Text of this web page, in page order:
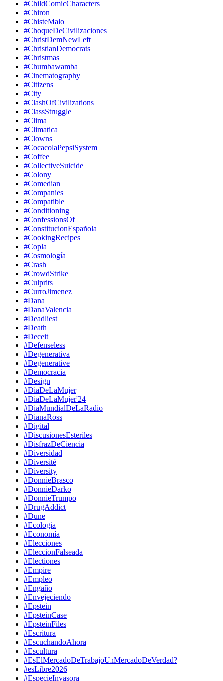
#ChildComicCharacters
#Chiron
#ChisteMalo
#ChoqueDeCivilizaciones
#ChristDemNewLeft
#ChristianDemocrats
#Christmas
#Chumbawamba
#Cinematography
#Citizens
#City
#ClashOfCivilizations
#ClassStruggle
#Clima
#Climatica
#Clowns
#CocacolaPepsiSystem
#Coffee
#CollectiveSuicide
#Colony
#Comedian
#Companies
#Compatible
#Conditioning
#ConfessionsOf
#ConstitucionEspañola
#CookingRecipes
#Copla
#Cosmología
#Crash
#CrowdStrike
#Culprits
#CurroJimenez
#Dana
#DanaValencia
#Deadliest
#Death
#Deceit
#Defenseless
#Degenerativa
#Degenerative
#Democracia
#Design
#DiaDeLaMujer
#DiaDeLaMujer'24
#DiaMundialDeLaRadio
#DianaRoss
#Digital
#DiscusionesEsteriles
#DisfrazDeCiencia
#Diversidad
#Diversité
#Diversity
#DonnieBrasco
#DonnieDarko
#DonnieTrumpo
#DrugAddict
#Dune
#Ecologia
#Economía
#Elecciones
#EleccionFalseada
#Electiones
#Empire
#Empleo
#Engaño
#Envejeciendo
#Epstein
#EpsteinCase
#EpsteinFiles
#Escritura
#EscuchandoAhora
#Escultura
#EsElMercadoDeTrabajoUnMercadoDeVerdad?
#esLibre2026
#EspecieInvasora